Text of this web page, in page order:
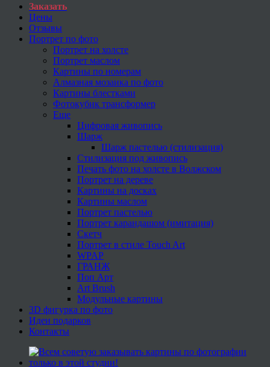
Заказать
Цены
Отзывы
Портрет по фото
Портрет на холсте
Портрет маслом
Картины по номерам
Алмазная мозаика по фото
Картины блестками
Фотокубик трансформер
Еще
Цифровая живопись
Шарж
Шарж пастелью (стилизация)
Стилизация под живопись
Печать фото на холсте в Волжском
Портрет на дереве
Картины на досках
Картины маслом
Портрет пастелью
Портрет карандашом (имитация)
Скетч
Портрет в стиле Touch Art
WPAP
ГРАНЖ
Поп Арт
Art Brush
Модульные картины
3D фигурка по фото
Идеи подарков
Контакты